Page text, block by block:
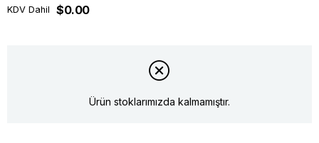
KDV Dahil $0.00
Ürün stoklarımızda kalmamıştır.